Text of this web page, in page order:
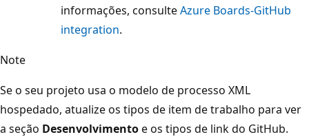
informações, consulteAzure Boards-GitHub
integration.
Note
Se o seu projeto usa o modelo de processo XML
hospedado, atualize os tipos de item de trabalho para ver
a seção Desenvolvimentoe os tipos de link do GitHub.